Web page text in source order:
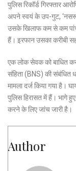
पुलिस रिकॉर्ड गिरफ्तार
अपने स्वयं के उप-गुट,
उसके खिलाफ कम से कम पांच
हैं। इरफान उसका करीबी
एक लोक सेवक को बाधित
संहिता (BNS) की संबंधित
मामला दर्ज किया गया है।
पुलिस हिरासत में हैं। भागे
करने के लिए जांच जारी है।
Author